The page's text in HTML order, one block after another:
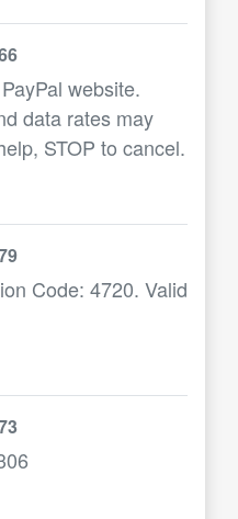
website.
data rates may
STOP to cancel.
Code: 4720. Valid